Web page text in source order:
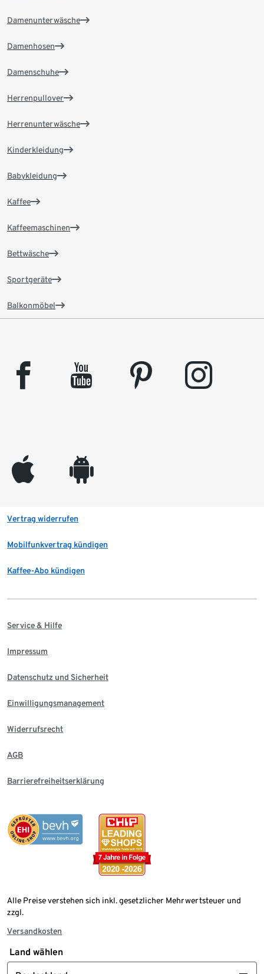
Damenunterwäsche
Damenhosen
Damenschuhe
Herrenpullover
Herrenunterwäsche
Kinderkleidung
Babykleidung
Kaffee
Kaffeemaschinen
Bettwäsche
Sportgeräte
Balkonmöbel
facebook youtube pinterest instagram
appleinc android
Vertrag widerrufen
Mobilfunkvertrag kündigen
Kaffee-Abo kündigen
Service & Hilfe
Impressum
Datenschutz und Sicherheit
Einwilligungsmanagement
Widerrufsrecht
AGB
Barrierefreiheitserklärung
Alle Preise verstehen sich inkl. gesetzlicher Mehrwertsteuer und
zzgl.
Versandkosten
Land wählen